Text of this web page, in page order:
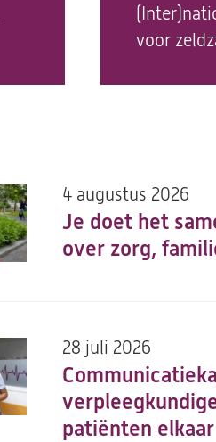
voor
Je doet het
over zorg,
4 augustus 2026
patiënten
28 juli 2026